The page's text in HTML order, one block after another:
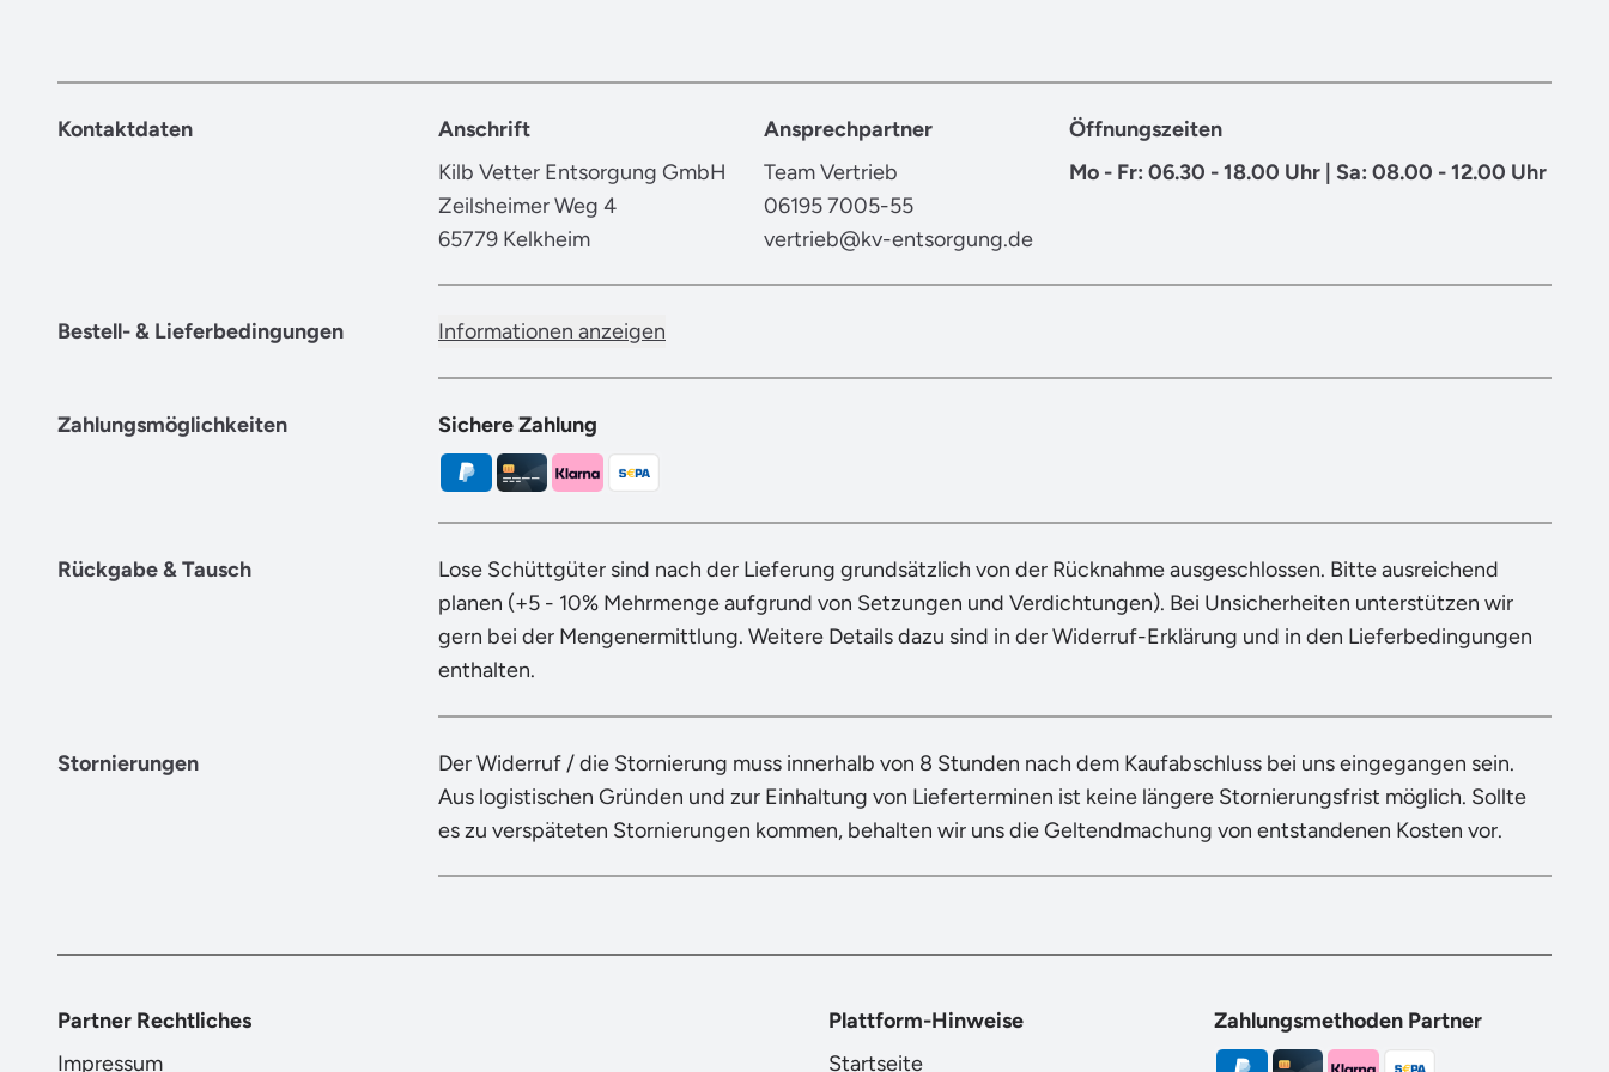
Kontaktdaten
Anschrift
Kilb Vetter Entsorgung GmbH
Zeilsheimer Weg 4
65779 Kelkheim
Ansprechpartner
Team Vertrieb
06195 7005-55
vertrieb@kv-entsorgung.de
Öffnungszeiten
Mo - Fr: 06.30 - 18.00 Uhr | Sa: 08.00 - 12.00 Uhr
Bestell- & Lieferbedingungen Informationen anzeigen
Zahlungsmöglichkeiten Sichere Zahlung
Rückgabe & Tausch
Lose Schüttgüter sind nach der Lieferung grundsätzlich von der Rücknahme ausgeschlossen. Bitte ausreichend
planen (+5 - 10% Mehrmenge aufgrund von Setzungen und Verdichtungen). Bei Unsicherheiten unterstützen wir
gern bei der Mengenermittlung. Weitere Details dazu sind in der Widerruf-Erklärung und in den Lieferbedingungen
enthalten.
Stornierungen
Der Widerruf / die Stornierung muss innerhalb von 8 Stunden nach dem Kaufabschluss bei uns eingegangen sein.
Aus logistischen Gründen und zur Einhaltung von Lieferterminen ist keine längere Stornierungsfrist möglich. Sollte
es zu verspäteten Stornierungen kommen, behalten wir uns die Geltendmachung von entstandenen Kosten vor.
Partner Rechtliches
Impressum
Plattform-Hinweise
Startseite
Zahlungsmethoden Partner